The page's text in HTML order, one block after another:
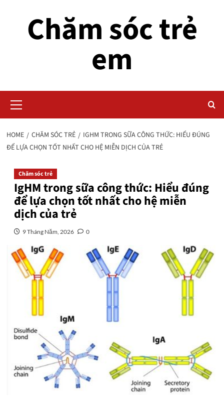
Chăm sóc trẻ
em
Menu
HOME CHĂM SÓC TRẺ
IGHM TRONG SỮA CÔNG THỨC: HIỂU ĐÚNG
ĐỂ LỰA CHỌN TỐT NHẤT CHO HỆ MIỄN DỊCH CỦA TRẺ
Chăm sóc trẻ
IgHM trong sữa công thức: Hiểu đúng
để lựa chọn tốt nhất cho hệ miễn
dịch của trẻ
9 Tháng Năm, 2026 0